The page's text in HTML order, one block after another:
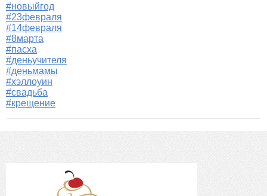
#новыйгод
#23февраля
#14февраля
#8марта
#пасха
#деньучителя
#деньмамы
#хэллоуин
#свадьба
#крещение